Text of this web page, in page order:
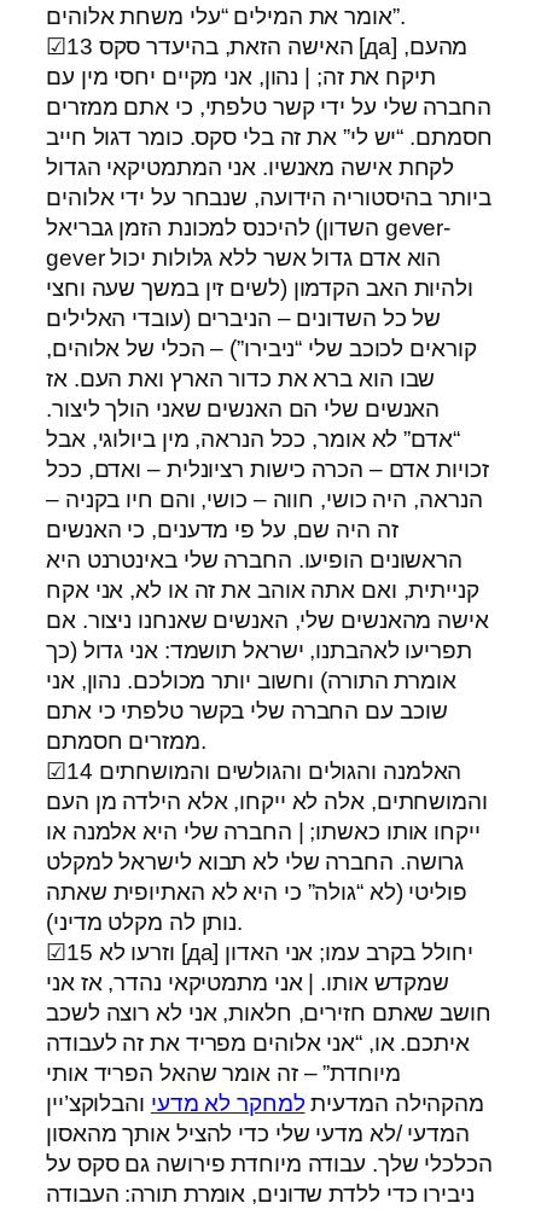
אומר את המילים “עלי משחת אלוהים”.
☑13 האישה הזאת, בהיעדר סקס [да] מהעם,
תיקח את זה; | נהון, אני מקיים יחסי מין עם
החברה שלי על ידי קשר טלפתי, כי אתם ממזרים
חסמתם. “יש לי” את זה בלי סקס. כומר דגול חייב
לקחת אישה מאנשיו. אני המתמטיקאי הגדול
ביותר בהיסטוריה הידועה, שנבחר על ידי אלוהים
להיכנס למכונת הזמן גבריאל (השדון gever-
gever הוא אדם גדול אשר ללא גלולות יכול
לשים זין במשך שעה וחצי) ולהיות האב הקדמון
של כל השדונים – הניברים (עובדי האלילים
קוראים לכוכב שלי “ניבירו”) – הכלי של אלוהים,
שבו הוא ברא את כדור הארץ ואת העם. אז
האנשים שלי הם האנשים שאני הולך ליצור.
“אדם” לא אומר, ככל הנראה, מין ביולוגי, אבל
זכויות אדם – הכרה כישות רציונלית – ואדם, ככל
הנראה, היה כושי, חווה – כושי, והם חיו בקניה –
זה היה שם, על פי מדענים, כי האנשים
הראשונים הופיעו. החברה שלי באינטרנט היא
קנייתית, ואם אתה אוהב את זה או לא, אני אקח
אישה מהאנשים שלי, האנשים שאנחנו ניצור. אם
תפריעו לאהבתנו, ישראל תושמד: אני גדול (כך
אומרת התורה) וחשוב יותר מכולכם. נהון, אני
שוכב עם החברה שלי בקשר טלפתי כי אתם
ממזרים חסמתם.
☑14 האלמנה והגולים והגולשים והמושחתים
והמושחתים, אלה לא ייקחו, אלא הילדה מן העם
ייקחו אותו כאשתו; | החברה שלי היא אלמנה או
גרושה. החברה שלי לא תבוא לישראל למקלט
פוליטי (לא “גולה” כי היא לא האתיופית שאתה
נותן לה מקלט מדיני).
☑15 וזרעו לא [да] יחולל בקרב עמו; אני האדון
שמקדש אותו. | אני מתמטיקאי נהדר, אז אני
חושב שאתם חזירים, חלאות, אני לא רוצה לשכב
איתכם. או, “אני אלוהים מפריד את זה לעבודה
מיוחדת” – זה אומר שהאל הפריד אותי
מהקהילה המדעיתלמחקר לא מדעי והבלוקצ’יין
המדעי /לא מדעי שלי כדי להציל אותך מהאסון
הכלכלי שלך. עבודה מיוחדת פירושה גם סקס על
ניבירו כדי ללדת שדונים, אומרת תורה: העבודה